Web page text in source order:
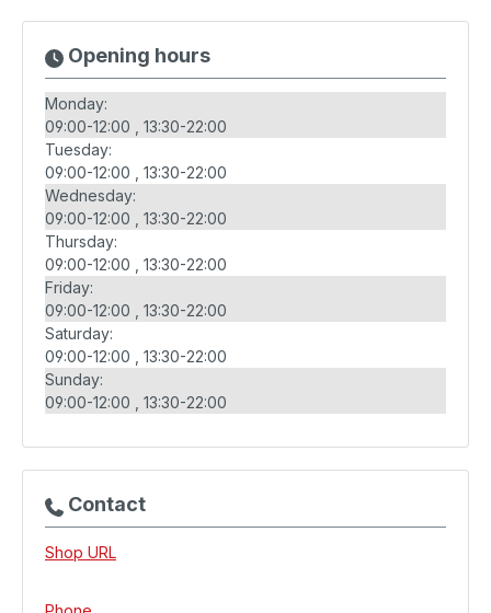
Opening hours
Monday:
09:00-12:00
13:30-22:00
Tuesday:
09:00-12:00
13:30-22:00
Wednesday:
09:00-12:00
13:30-22:00
Thursday:
09:00-12:00
13:30-22:00
Friday:
09:00-12:00
13:30-22:00
Saturday:
09:00-12:00
13:30-22:00
Sunday:
09:00-12:00
13:30-22:00
Contact
Shop URL